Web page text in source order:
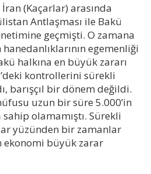
(Kaçarlar) arasında
Antlaşması ile Bakü
geçmişti. O zamana
egemenliği
halkına en büyük zararı
kontrollerini sürekli
barışçıl bir dönem değildi.
uzun bir süre 5.000’in
sahip olamamıştı. Sürekli
yüzünden bir zamanlar
büyük zarar